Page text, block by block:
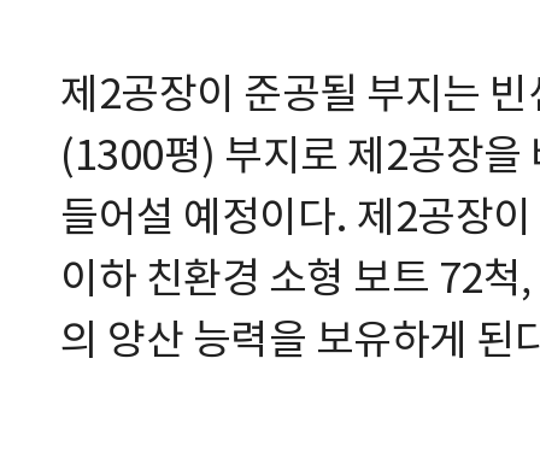
제2공장이 준공될 부지는
(1300평) 부지로 제2공장을
들어설 예정이다. 제2공장
이하 친환경 소형 보트 72
의 양산 능력을 보유하게 된